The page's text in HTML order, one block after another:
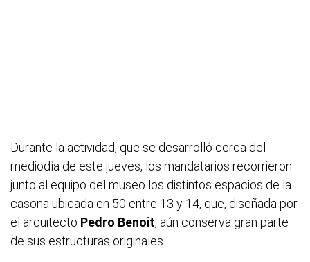
Durante la actividad, que se desarrolló cerca del
mediodía de este jueves, los mandatarios recorrieron
junto al equipo del museo los distintos espacios de la
casona ubicada en 50 entre 13 y 14, que, diseñada por
el arquitecto Pedro Benoit, aún conserva gran parte
de sus estructuras originales.